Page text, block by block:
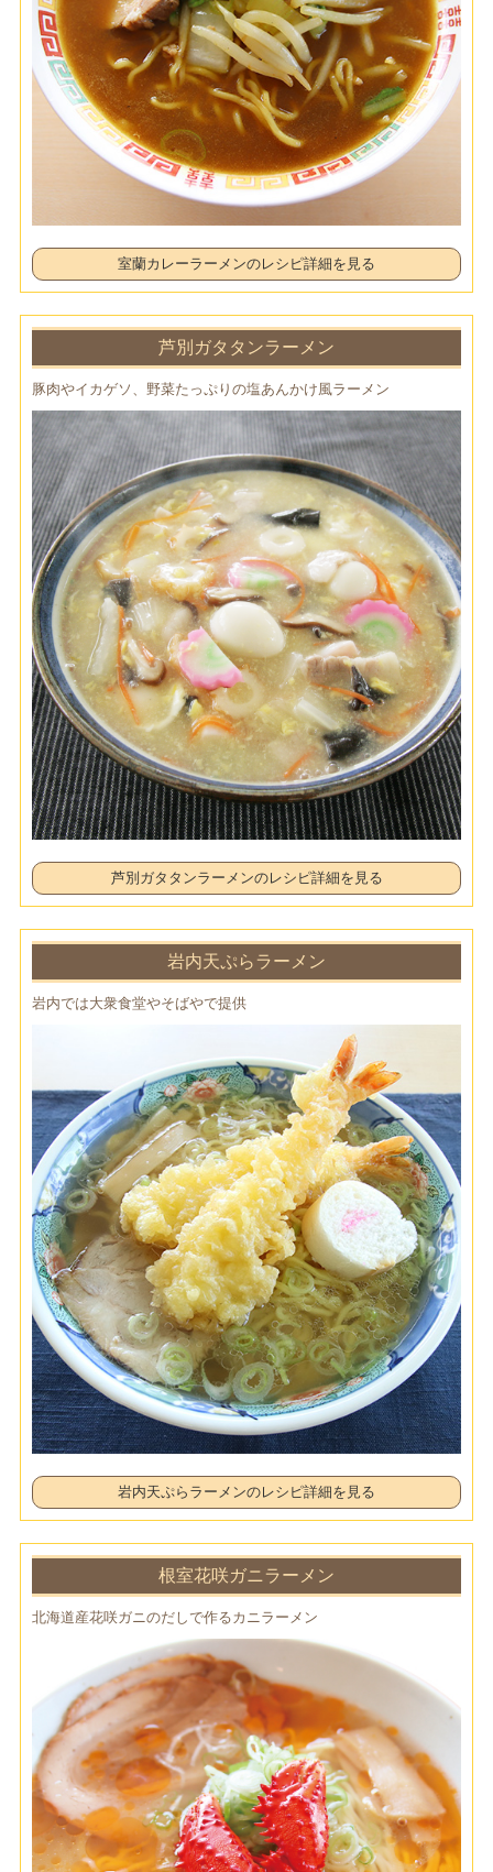
室蘭カレーラーメンのレシピ詳細を見る
芦別ガタタンラーメン
豚肉やイカゲソ、野菜たっぷりの塩あんかけ風ラーメン
芦別ガタタンラーメンのレシピ詳細を見る
岩内天ぷらラーメン
岩内では大衆食堂やそばやで提供
岩内天ぷらラーメンのレシピ詳細を見る
根室花咲ガニラーメン
北海道産花咲ガニのだしで作るカニラーメン